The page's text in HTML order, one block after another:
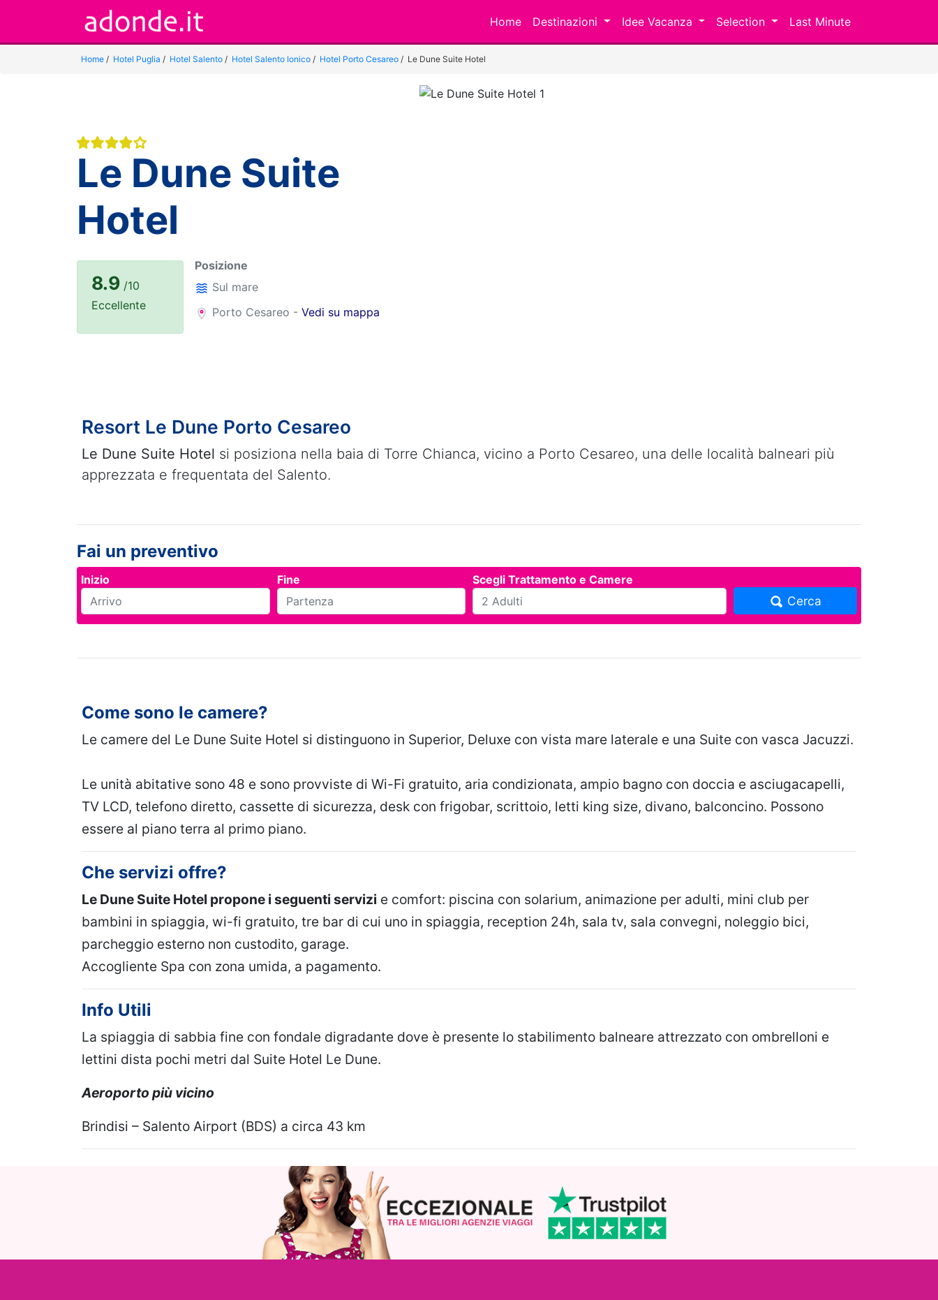
Home Destinazioni Idee Vacanza Selection Last Minute
Home/ Hotel Puglia / Hotel Salento/ Hotel Salento Ionico/ Hotel Porto Cesareo/ Le Dune Suite Hotel
Le Dune Suite
Hotel
8.9 /10
Eccellente
Posizione
Sul mare
Porto Cesareo - Vedi su mappa
Resort Le Dune Porto Cesareo
Le Dune Suite Hotel si posiziona nella baia di Torre Chianca, vicino a Porto Cesareo, una delle località balneari più
apprezzata e frequentata del Salento.
Fai un preventivo
Inizio Fine Scegli Trattamento e Camere
Cerca
Come sono le camere?
Le camere del Le Dune Suite Hotel si distinguono in Superior, Deluxe con vista mare laterale e una Suite con vasca Jacuzzi.
Le unità abitative sono 48 e sono provviste di Wi-Fi gratuito, aria condizionata, ampio bagno con doccia e asciugacapelli,
TV LCD, telefono diretto, cassette di sicurezza, desk con frigobar, scrittoio, letti king size, divano, balconcino. Possono
essere al piano terra al primo piano.
Che servizi offre?
Le Dune Suite Hotel propone i seguenti servizi e comfort: piscina con solarium, animazione per adulti, mini club per
bambini in spiaggia, wi-fi gratuito, tre bar di cui uno in spiaggia, reception 24h, sala tv, sala convegni, noleggio bici,
parcheggio esterno non custodito, garage.
Accogliente Spa con zona umida, a pagamento.
Info Utili
La spiaggia di sabbia fine con fondale digradante dove è presente lo stabilimento balneare attrezzato con ombrelloni e
lettini dista pochi metri dal Suite Hotel Le Dune.
Aeroporto più vicino
Brindisi – Salento Airport (BDS) a circa 43 km